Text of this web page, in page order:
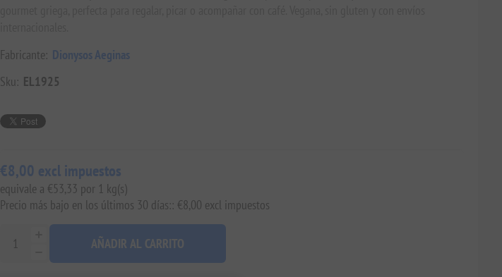
Fabricante: Dionysos Aeginas
Sku: EL1925
€8,00 excl impuestos
equivale a €53,33 por 1 kg(s)
Precio más bajo en los últimos 30 días:: €8,00 excl impuestos
AÑADIR AL CARRITO